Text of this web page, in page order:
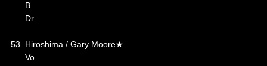
B.
Dr.
53. Hiroshima / Gary Moore★
Vo.